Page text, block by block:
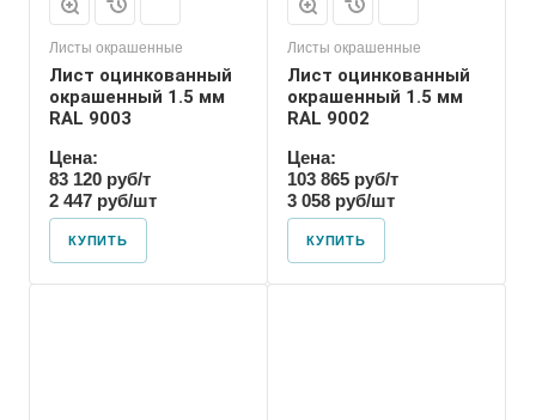
Листы окрашенные
Лист оцинкованный
окрашенный 1.5 мм
RAL 9003
Цена:
83 120 руб/т
2 447 руб/шт
КУПИТЬ
Листы окрашенные
Лист оцинкованный
окрашенный 1.5 мм
RAL 9002
Цена:
103 865 руб/т
3 058 руб/шт
КУПИТЬ